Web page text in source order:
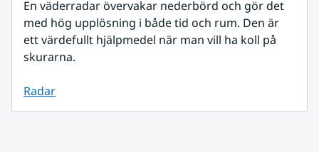
En väderradar övervakar nederbörd och gör det
med hög upplösning i både tid och rum. Den är
ett värdefullt hjälpmedel när man vill ha koll på
skurarna.
Radar